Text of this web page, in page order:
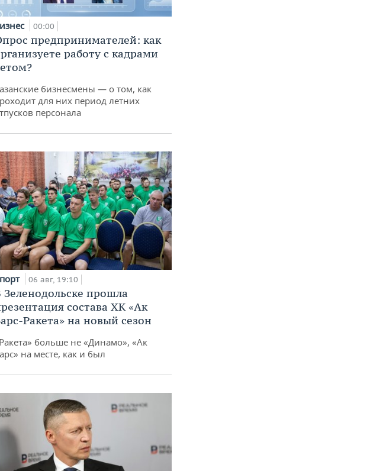
00:00
предпринимателей: как
работу с кадрами
бизнесмены — о том, как
для них период летних
персонала
06 авг, 19:10
Зеленодольске прошла
состава ХК «Ак
Ракета» на новый сезон
больше не «Динамо», «Ак
на месте, как и был